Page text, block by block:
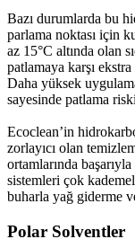
Bazı durumlarda bu
parlama noktası için
az 15°C altında olan
patlamaya karşı
Daha yüksek
sayesinde patlama
Ecoclean’in
zorlayıcı olan
ortamlarında
sistemleri çok
buharla yağ giderme
Polar Solventler